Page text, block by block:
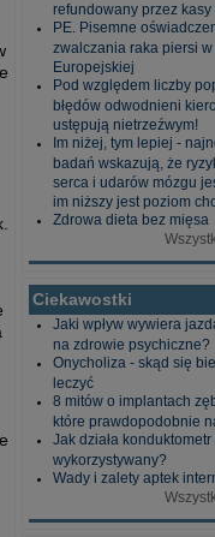
refundowany przez kasy
PE. Pisemne
zwalczania raka piersi w
Europejskiej
Pod względem liczby
błędów odwodnieni
ustępują nietrzeźwym!
Im niżej, tym lepiej -
badań wskazują, że
serca i udarów mózgu
im niższy jest poziom
Zdrowa dieta bez mięsa
Ciekawostki
Jaki wpływ wywiera
na zdrowie psychiczne?
Onycholiza - skąd się
leczyć
8 mitów o implantach
które prawdopodobnie
Jak działa
wykorzystywany?
Wady i zalety aptek